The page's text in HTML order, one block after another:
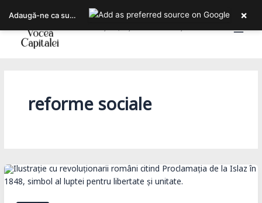
content
Bucureștiul, așa cum îl trăiești!
reforme sociale
Adaugă-ne ca sursa ta preferată pe Google ×